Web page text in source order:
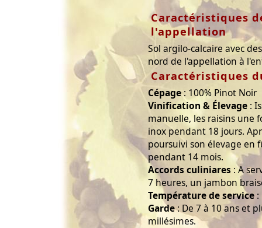
Caractéristiques
l'appellation
Sol argilo-calcaire avec
nord de l'appellation à
Caractéristiques
Cépage: 100% Pinot Noir
Vinification & Élevage :
manuelle, les raisins une
inox pendant 18 jours.
poursuivi son élevage en
pendant 14 mois.
Accords culiniares : A
7 heures, un jambon
Température de service :
Garde: De 7 à 10 ans et
millésimes.